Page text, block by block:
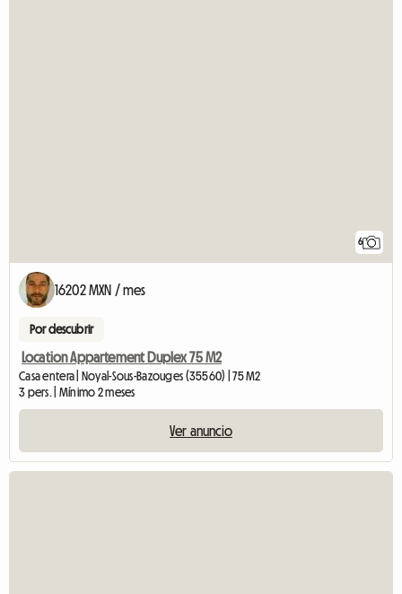
6
16202 MXN / mes
Por descubrir
Location Appartement Duplex 75 M2
Casa entera | Noyal-Sous-Bazouges (35560) | 75 M2
3 pers. | Mínimo 2 meses
Ver anuncio